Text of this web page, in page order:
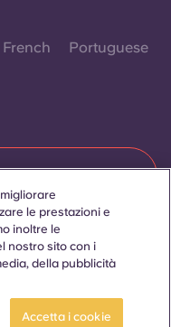
French Portuguese
termini che indicano
applicabili a tutti,
le prestazioni e
inoltre le
nostro sito con i
della pubblicità
Accetta i cookie